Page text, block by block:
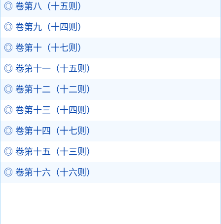
◎ 卷第八（十五则）
◎ 卷第九（十四则）
◎ 卷第十（十七则）
◎ 卷第十一（十五则）
◎ 卷第十二（十二则）
◎ 卷第十三（十四则）
◎ 卷第十四（十七则）
◎ 卷第十五（十三则）
◎ 卷第十六（十六则）